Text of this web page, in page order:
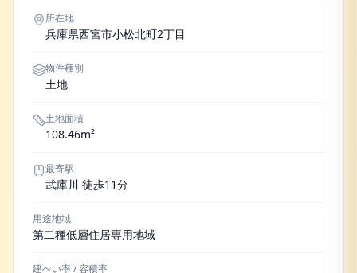
所在地
兵庫県西宮市小松北町2丁目
物件種別
土地
土地面積
108.46m²
最寄駅
武庫川 徒歩11分
用途地域
第二種低層住居専用地域
建ぺい率 / 容積率